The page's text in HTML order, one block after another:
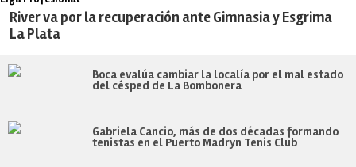
River va por la recuperación ante Gimnasia y Esgrima
La Plata
Boca evalúa cambiar la localía por el mal estado
del césped de La Bombonera
Gabriela Cancio, más de dos décadas formando
tenistas en el Puerto Madryn Tenis Club